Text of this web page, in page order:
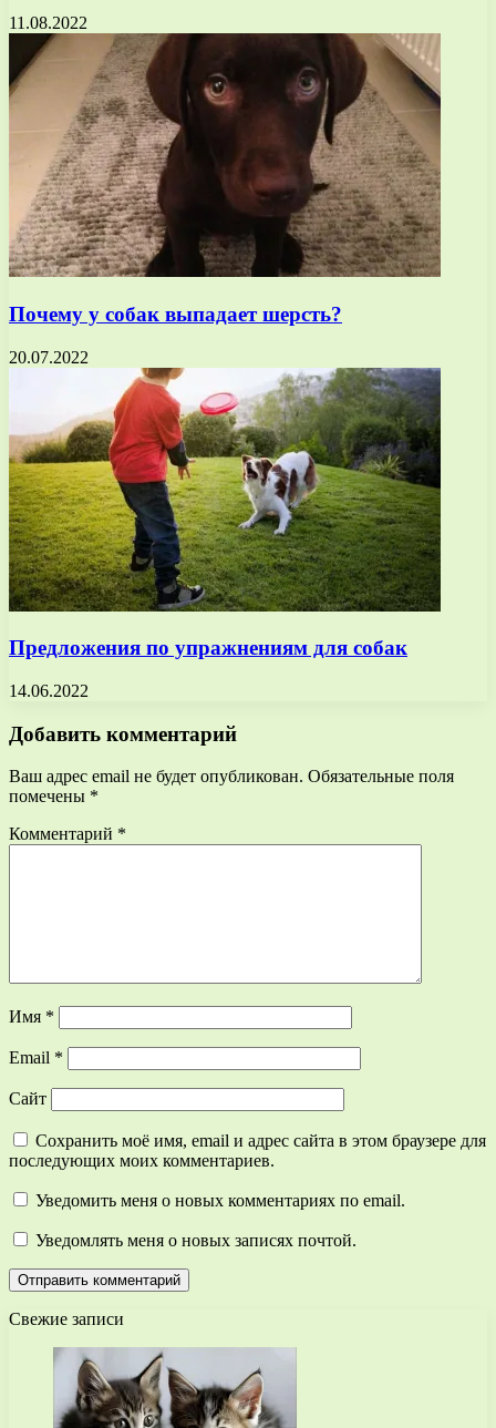
11.08.2022
Почему у собак выпадает шерсть?
20.07.2022
Предложения по упражнениям для собак
14.06.2022
Добавить комментарий
Ваш адрес email не будет опубликован. Обязательные поля
помечены *
Комментарий *
Имя *
Email *
Сайт
Сохранить моё имя, email и адрес сайта в этом браузере для
последующих моих комментариев.
Уведомить меня о новых комментариях по email.
Уведомлять меня о новых записях почтой.
Свежие записи